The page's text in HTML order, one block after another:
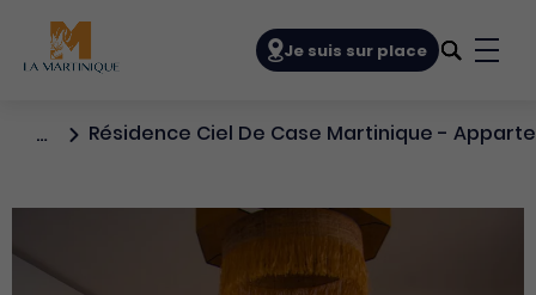
Je suis sur place
… Résidence Ciel De Case Martinique -